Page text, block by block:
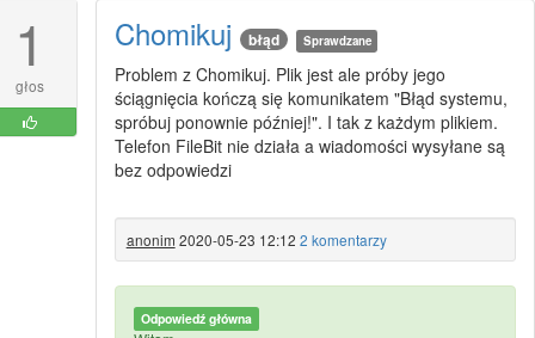
1
głos
Chomikuj błąd Sprawdzane
Problem z Chomikuj. Plik jest ale próby jego
ściągnięcia kończą się komunikatem "Błąd systemu,
spróbuj ponownie później!". I tak z każdym plikiem.
Telefon FileBit nie działa a wiadomości wysyłane są
bez odpowiedzi
anonim 2020-05-23 12:12 2 komentarzy
Odpowiedź główna